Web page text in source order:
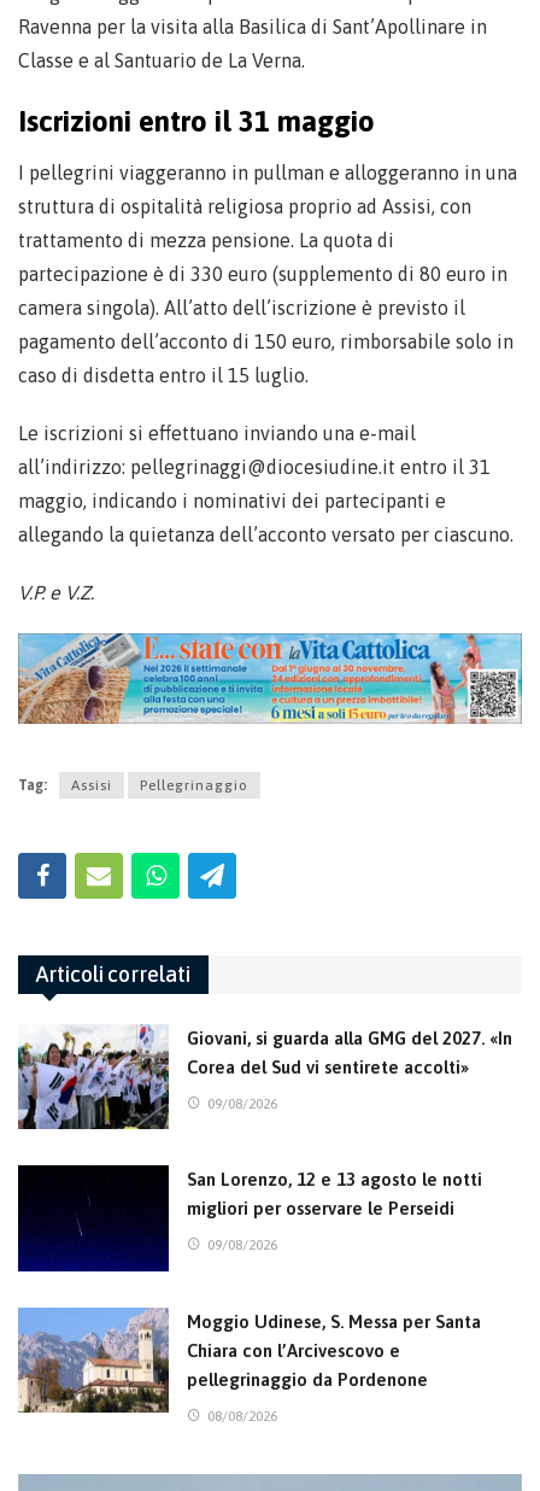
Ravenna per la visita alla Basilica di Sant’Apollinare in
Classe e al Santuario de La Verna.
Iscrizioni entro il 31 maggio
I pellegrini viaggeranno in pullman e alloggeranno in una
struttura di ospitalità religiosa proprio ad Assisi, con
trattamento di mezza pensione. La quota di
partecipazione è di 330 euro (supplemento di 80 euro in
camera singola). All’atto dell’iscrizione è previsto il
pagamento dell’acconto di 150 euro, rimborsabile solo in
caso di disdetta entro il 15 luglio.
Le iscrizioni si effettuano inviando una e-mail
all’indirizzo: pellegrinaggi@diocesiudine.it entro il 31
maggio, indicando i nominativi dei partecipanti e
allegando la quietanza dell’acconto versato per ciascuno.
V.P. e V.Z.
Tag: Assisi Pellegrinaggio
Articoli correlati
Giovani, si guarda alla GMG del 2027. «In
Corea del Sud vi sentirete accolti»
09/08/2026
San Lorenzo, 12 e 13 agosto le notti
migliori per osservare le Perseidi
09/08/2026
Moggio Udinese, S. Messa per Santa
Chiara con l’Arcivescovo e
pellegrinaggio da Pordenone
08/08/2026